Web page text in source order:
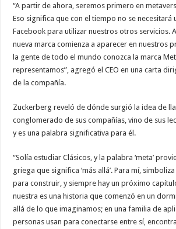
“A partir de ahora, seremos primero en
Eso significa que con el tiempo no se necesitará
Facebook para utilizar nuestros otros servicios.
nueva marca comienza a aparecer en nuestros
la gente de todo el mundo conozca la marca
representamos”, agregó el CEO en una carta
de la compañía.
Zuckerberg reveló de dónde surgió la idea de
conglomerado de sus compañías, vino de sus
y es una palabra significativa para él.
“Solía ​​estudiar Clásicos, y la palabra ‘meta’
griega que significa ‘más allá’. Para mí,
para construir, y siempre hay un próximo
nuestra es una historia que comenzó en un
allá de lo que imaginamos; en una familia de
personas usan para conectarse entre sí,